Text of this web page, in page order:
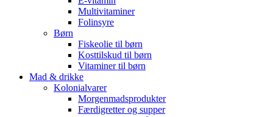
Multivitaminer
Folinsyre
Børn
Fiskeolie til børn
Kosttilskud til børn
Vitaminer til børn
Mad & drikke
Kolonialvarer
Morgenmadsprodukter
Færdigretter og supper